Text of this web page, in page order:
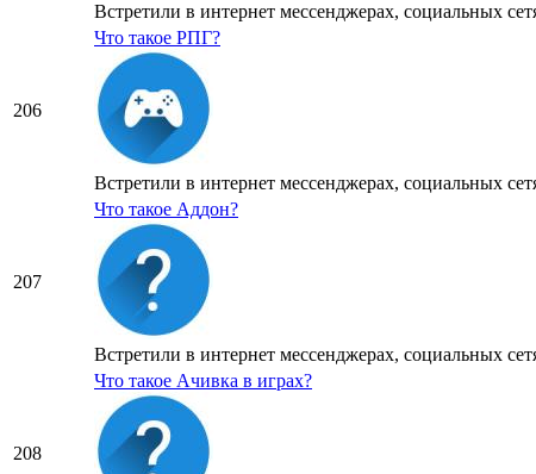
Встретили в интернет мессенджерах, социальных
206
Что такое РПГ?
Встретили в интернет мессенджерах, социальных
207
Что такое Аддон?
Встретили в интернет мессенджерах, социальных
208
Что такое Ачивка в играх?